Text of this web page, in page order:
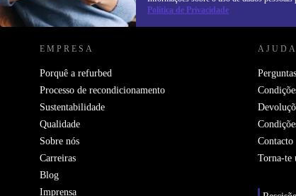
Política de Privacidade
EMPRESA
Porquê a refurbed
Processo de recondicionamento
Sustentabilidade
Qualidade
Sobre nós
Carreiras
Blog
Imprensa
AJUDA
Contacto
Torna-te